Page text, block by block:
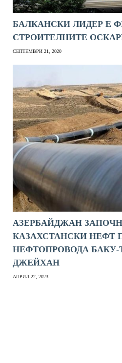
БАЛКАНСКИ ЛИДЕР Е
СТРОИТЕЛНИТЕ
СЕПТЕМВРИ 21, 2020
АЗЕРБАЙДЖАН
КАЗАХСТАНСКИ НЕФТ
НЕФТОПРОВОДА
ДЖЕЙХАН
АПРИЛ 22, 2023